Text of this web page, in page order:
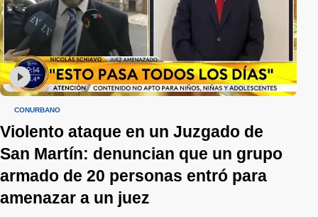
CONURBANO
Violento ataque en un Juzgado de
San Martín: denuncian que un grupo
armado de 20 personas entró para
amenazar a un juez